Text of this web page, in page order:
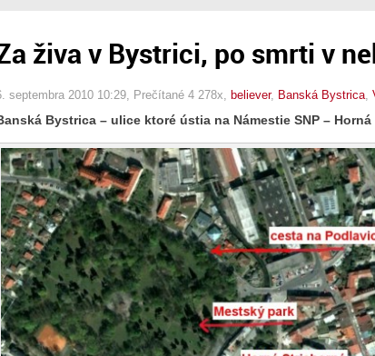
živa v Bystrici, po smrti v
septembra 2010 10:29 , Prečítané 4 278x, believer, Banská Bystrica
Bystrica – ulice ktoré ústia na Námestie SNP –